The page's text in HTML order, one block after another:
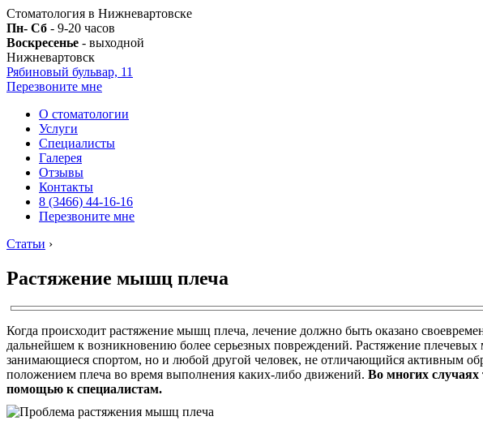
Стоматология в Нижневартовске
Пн- Сб - 9-20 часов
Воскресенье - выходной
Нижневартовск
Рябиновый бульвар, 11
Перезвоните мне
О стоматологии
Услуги
Специалисты
Галерея
Отзывы
Контакты
8 (3466) 44-16-16
Перезвоните мне
Статьи ›
Растяжение мышц плеча
Когда происходит растяжение мышц плеча, лечение должно быть оказано
дальнейшем к возникновению более серьезных повреждений. Растяжение
занимающиеся спортом, но и любой другой человек, не отличающийся активным
положением плеча во время выполнения каких-либо движений. Во многих случаях
помощью к специалистам.